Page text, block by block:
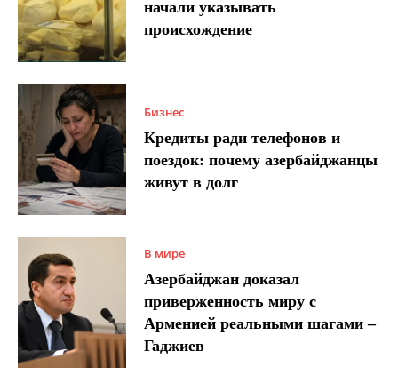
начали указывать
происхождение
Бизнес
Кредиты ради телефонов и
поездок: почему азербайджанцы
живут в долг
В мире
Азербайджан доказал
приверженность миру с
Арменией реальными шагами –
Гаджиев